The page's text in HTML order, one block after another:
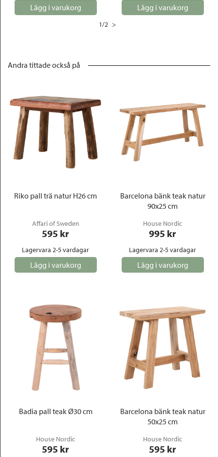
Lägg i varukorg Lägg i varukorg
1/2 >
Andra tittade också på
Riko pall trä natur H26 cm
Affari of Sweden
595 kr
Lagervara 2-5 vardagar
Lägg i varukorg
Barcelona bänk teak natur
90x25 cm
House Nordic
995 kr
Lagervara 2-5 vardagar
Lägg i varukorg
Badia pall teak Ø30 cm
House Nordic
595 kr
Barcelona bänk teak natur
50x25 cm
House Nordic
595 kr